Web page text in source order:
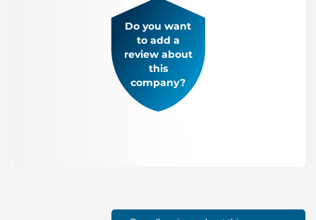
Do you want
to add a
review about
this
company?